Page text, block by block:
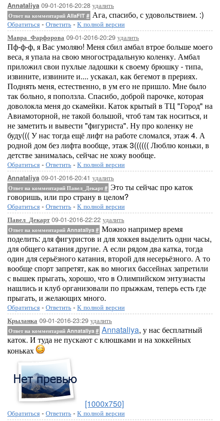
Annataliya 09-01-2016-20:28 удалить
Ответ на комментарий AllaFIT # Ага, спасибо, с удовольствием. :)
Обратиться - Ответить - К полной версии
Мавра_Фарфорова 09-01-2016-20:29 удалить
Пф-ф-ф, я Вас умоляю! Меня сбил амбал втрое больше моего
веса, я упала на свою многострадальную коленку. Амбал
приложил свои пухлые ладошки к своему брюшку - типа,
извините, извините и.... ускакал, как бегемот в прериях.
Поднять меня, естественно, в ум его не пришло. Мне было
так больно, я поползла. Спасибо, доброй парочке, которая
доволокла меня до скамейки. Каток крытый в ТЦ "Город" на
Авиамоторной, не такой большой, чтоб там так носиться, и
не заметить и вывести "фигуриста". Ну про коленку не
буду((( У нас тогда ещё лифт на работе сломался, этаж 4. А
родной дом без лифта вообще, этаж 3(((((( Люблю коньки, в
детстве занималась, сейчас не хожу вообще.
Обратиться - Ответить - К полной версии
Annataliya 09-01-2016-20:41 удалить
Ответ на комментарий Павел_Декарт# Это ты сейчас про каток
говоришь, или про страну в целом?
Обратиться - Ответить - К полной версии
Павел_Декарт09-01-2016-22:22 удалить
Ответ на комментарий Annataliya # Можно например время
поделить: для фигуристов и для хоккея выделить одни часы,
для общего катания другие. А если рядом два катка, тогда
один для серьёзного катания, второй для несерьёзного. А то
вообще спорт запретят, как во многих бассейнах запретили
с вышек прыгать, хорошо, что в Олимпийском энтузиасты
нашлись и клуб организовали по прыжкам, теперь есть где
прыгать, и желающих много.
Обратиться - Ответить - К полной версии
Крыланка 09-01-2016-23:29 удалить
Ответ на комментарий Annataliya # Annataliya, у нас бесплатный
каток. И туда не пускают с клюшками и на хоккейных
коньках
[1000x750]
Обратиться - Ответить - К полной версии